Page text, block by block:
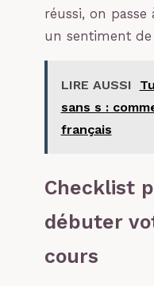
réussi, on passe
un sentiment
LIRE AUSSI
sans s :
français
Checklist
débuter
cours